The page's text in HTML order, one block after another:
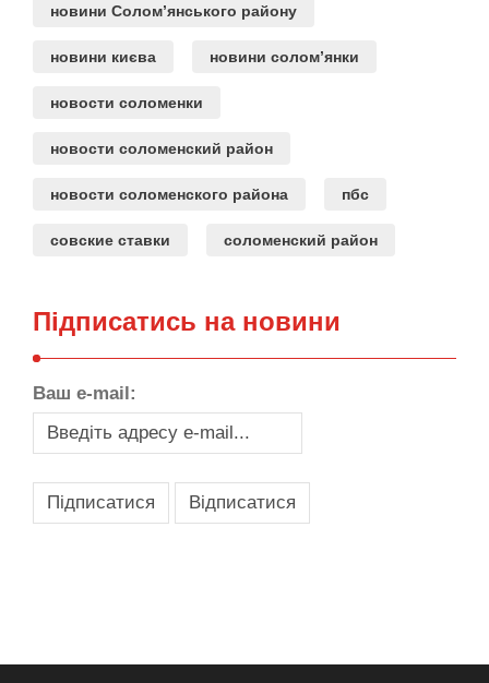
новини Солом’янського району
новини києва новини солом’янки
новости соломенки
новости соломенский район
новости соломенского района пбс
совские ставки соломенский район
Підписатись на новини
Ваш e-mail: